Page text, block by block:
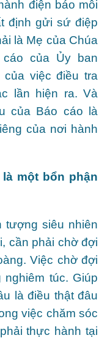
điện báo mỗi
định gửi sứ điệp
là Mẹ của Chúa
cáo của Ủy ban
việc điều tra
lần hiện ra. Và
của Báo cáo là
của nơi hành
một bổn phận
tượng siêu nhiên
cần phải chờ đợi
Việc chờ đợi
túc. Giúp
là điều thật đâu
việc chăm sóc
thực hành tại